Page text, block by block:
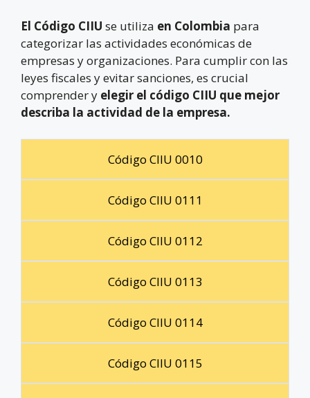
El Código CIIU se utiliza en Colombia para
categorizar las actividades económicas de
empresas y organizaciones. Para cumplir con las
leyes fiscales y evitar sanciones, es crucial
comprender y elegir el código CIIU que mejor
describa la actividad de la empresa.
Código CIIU 0010
Código CIIU 0111
Código CIIU 0112
Código CIIU 0113
Código CIIU 0114
Código CIIU 0115